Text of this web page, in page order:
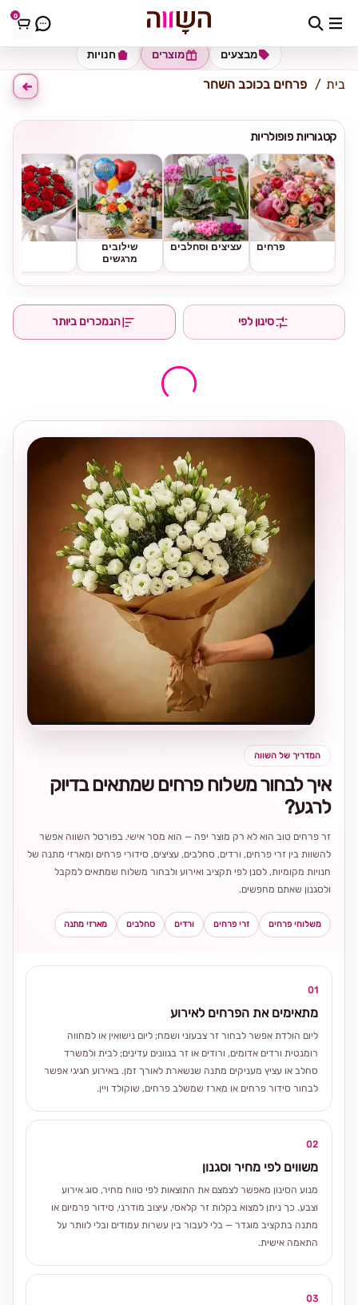
0 כתובת למשלוח הזינו כתובת
חנויות מוצרים מבצעים
בית פרחים בכוכב השחר
קטגוריות פופולריות
פרחים עציצים וסחלבים
שילובים
מרגשים
סינון לפי הנמכרים ביותר
המדריך של השווה
איך לבחור משלוח פרחים שמתאים בדיוק
לרגע?
זר פרחים טוב הוא לא רק מוצר יפה — הוא מסר אישי. בפורטל השווה אפשר
להשוות בין זרי פרחים, ורדים, סחלבים, עציצים, סידורי פרחים ומארזי מתנה של
חנויות מקומיות, לסנן לפי תקציב ואירוע ולבחור משלוח שמתאים למקבל
ולסגנון שאתם מחפשים.
משלוחי פרחים זרי פרחים ורדים סחלבים מארזי מתנה
01
מתאימים את הפרחים לאירוע
ליום הולדת אפשר לבחור זר צבעוני ושמח; ליום נישואין או למחווה
רומנטית ורדים אדומים, ורודים או זר בגוונים עדינים; לבית ולמשרד
סחלב או עציץ מעניקים מתנה שנשארת לאורך זמן. באירוע חגיגי אפשר
לבחור סידור פרחים או מארז שמשלב פרחים, שוקולד ויין.
02
משווים לפי מחיר וסגנון
מנוע הסינון מאפשר לצמצם את התוצאות לפי טווח מחיר, סוג אירוע
וצבע. כך ניתן למצוא בקלות זר קלאסי, עיצוב מודרני, סידור פרמיום או
מתנה בתקציב מוגדר — בלי לעבור בין עשרות עמודים ובלי לוותר על
התאמה אישית.
03